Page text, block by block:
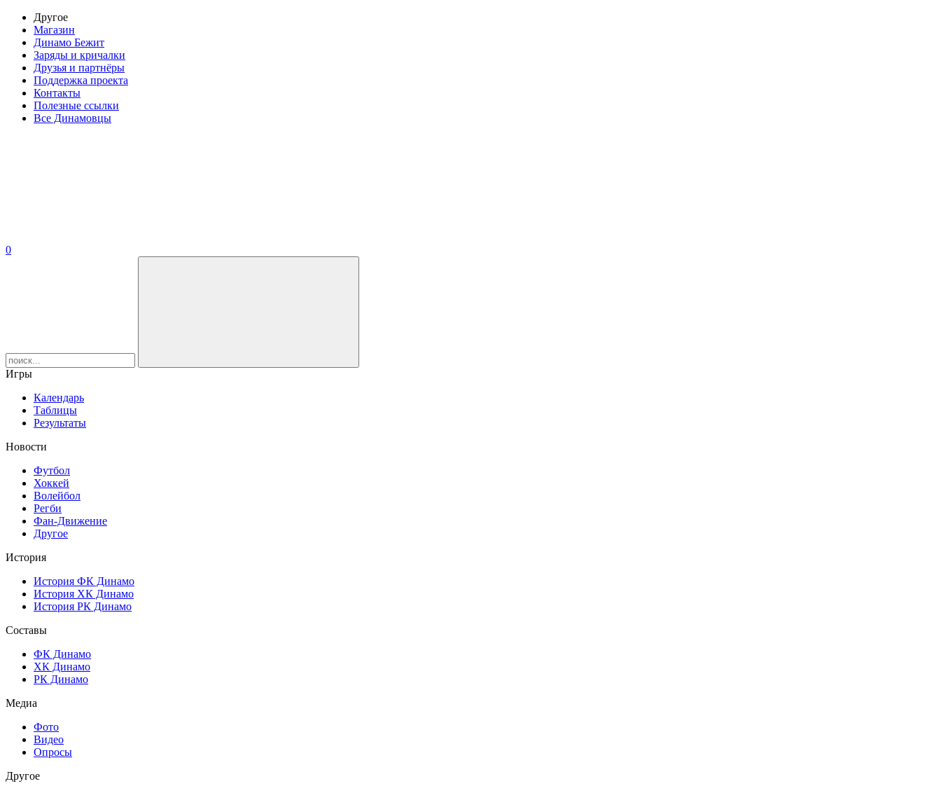
Другое
Магазин
Динамо Бежит
Заряды и кричалки
Друзья и партнёры
Поддержка проекта
Контакты
Полезные ссылки
Все Динамовцы
0
Игры
Календарь
Таблицы
Результаты
Новости
Футбол
Хоккей
Волейбол
Регби
Фан-Движение
Другое
История
История ФК Динамо
История ХК Динамо
История РК Динамо
Составы
ФК Динамо
ХК Динамо
РК Динамо
Медиа
Фото
Видео
Опросы
Другое